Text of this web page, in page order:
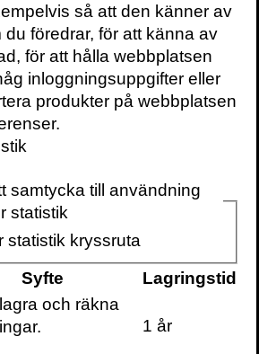
en bra introduktion till
som P1´s Kropp och
mig:
av
med exempel på hur
offentliga organisationer
och internationellt,
jag publicerat iDagens
så att den känner av
föredrar, för att känna av
för att hålla webbplatsen
inloggningsuppgifter eller
produkter på webbplatsen
samtycka till användning
statistik
statistik kryssruta
Syfte Lagringstid
och räkna
1 år